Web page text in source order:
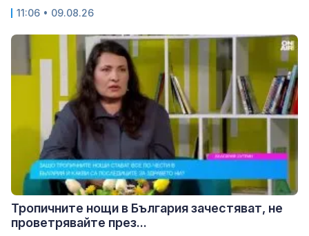
11:06 • 09.08.26
Тропичните нощи в България зачестяват, не
проветрявайте през...